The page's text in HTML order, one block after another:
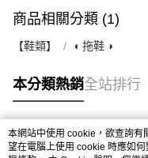
商品相關分類 (1)
【鞋類】 ◖ 拖鞋 ◗
本分類熱銷全站排行
熱門標籤
本網站中使用 cookie，欲查詢有
望在電腦上使用 cookie 時應如